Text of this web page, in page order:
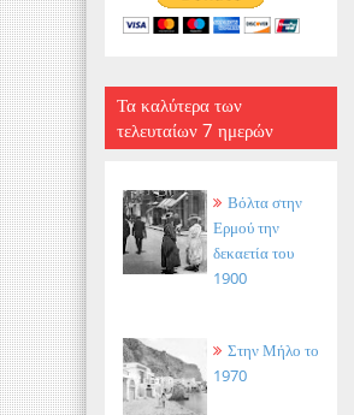
Τα καλύτερα των
τελευταίων 7 ημερών
Βόλτα στην
Ερμού την
δεκαετία του
1900
Στην Μήλο το
1970